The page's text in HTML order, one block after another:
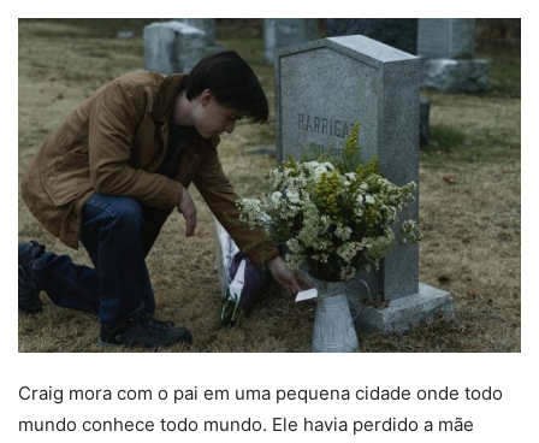
Craig mora com o pai em uma pequena cidade onde todo
mundo conhece todo mundo. Ele havia perdido a mãe